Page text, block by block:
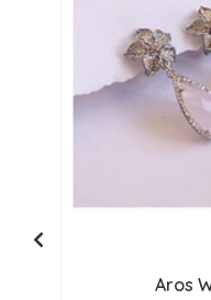
Aros